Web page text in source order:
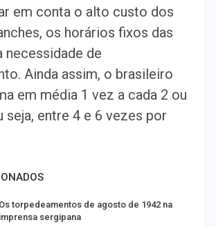
em conta o alto custo dos
os horários fixos das
necessidade de
Ainda assim, o brasileiro
em média 1 vez a cada 2 ou
seja, entre 4 e 6 vezes por
Os torpedeamentos de agosto de 1942 na
imprensa sergipana